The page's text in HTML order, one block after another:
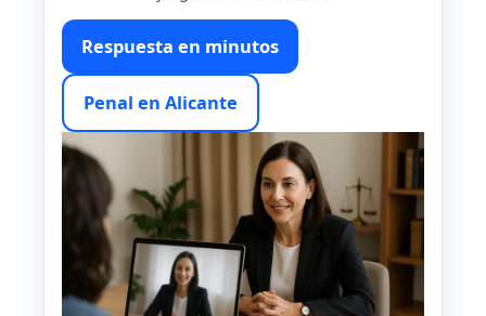
Respuesta en minutos
Penal en Alicante